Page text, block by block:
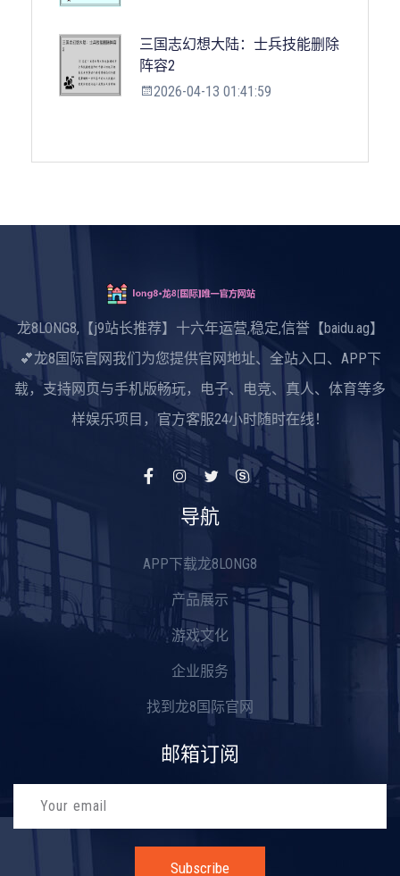
三国志幻想大陆：士兵技能删除
阵容2
2026-04-13 01:41:59
龙8LONG8,【j9站长推荐】十六年运营,稳定,信誉【baidu.ag】
💕龙8国际官网我们为您提供官网地址、全站入口、APP下
载，支持网页与手机版畅玩，电子、电竞、真人、体育等多
样娱乐项目，官方客服24小时随时在线！
导航
APP下载龙8LONG8
产品展示
游戏文化
企业服务
找到龙8国际官网
邮箱订阅
Subscribe